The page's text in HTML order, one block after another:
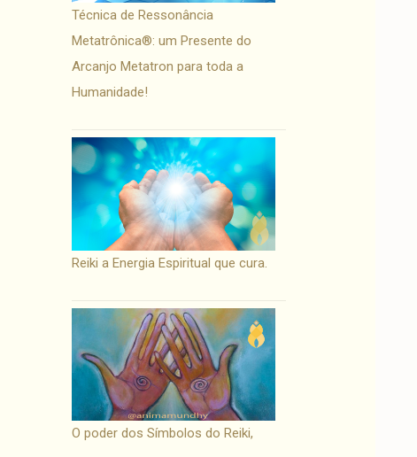
Técnica de Ressonância
Metatrônica®: um Presente do
Arcanjo Metatron para toda a
Humanidade!
Reiki a Energia Espiritual que cura.
O poder dos Símbolos do Reiki,